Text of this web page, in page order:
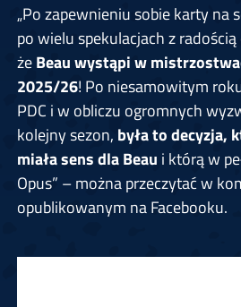
„Po zapewnieniu sobie karty na
po wielu spekulacjach z
żeBeau wystąpi w
2025/26! Po niesamowitym
PDC i w obliczu ogromnych
kolejny sezon, była to decyzja,
miała sens dla Beau i którą w
Opus” – można przeczytać w
opublikowanym na Facebooku.